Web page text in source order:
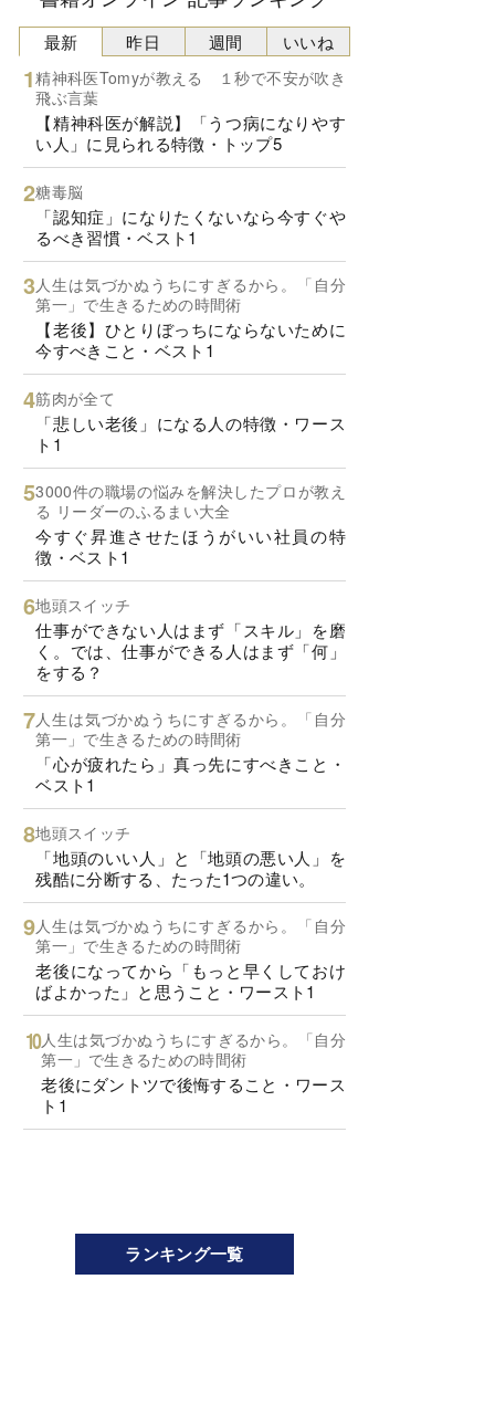
最新
精神科医Tomyが教える １秒で不安が吹き
飛ぶ言葉
【精神科医が解説】「うつ病になりやす
い人」に見られる特徴・トップ5
糖毒脳
「認知症」になりたくないなら今すぐや
るべき習慣・ベスト1
人生は気づかぬうちにすぎるから。「自分
第一」で生きるための時間術
【老後】ひとりぼっちにならないために
今すべきこと・ベスト1
筋肉が全て
「悲しい老後」になる人の特徴・ワース
ト1
3000件の職場の悩みを解決したプロが教え
る リーダーのふるまい大全
今すぐ昇進させたほうがいい社員の特
徴・ベスト1
地頭スイッチ
仕事ができない人はまず「スキル」を磨
く。では、仕事ができる人はまず「何」
をする？
人生は気づかぬうちにすぎるから。「自分
第一」で生きるための時間術
「心が疲れたら」真っ先にすべきこと・
ベスト1
地頭スイッチ
「地頭のいい人」と「地頭の悪い人」を
残酷に分断する、たった1つの違い。
人生は気づかぬうちにすぎるから。「自分
第一」で生きるための時間術
老後になってから「もっと早くしておけ
ばよかった」と思うこと・ワースト1
人生は気づかぬうちにすぎるから。「自分
第一」で生きるための時間術
老後にダントツで後悔すること・ワース
ト1
昨日 週間 いいね
ランキング一覧